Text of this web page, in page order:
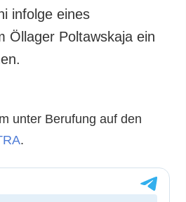
infolge eines
Öllager Poltawskaja ein
unter Berufung auf den
.